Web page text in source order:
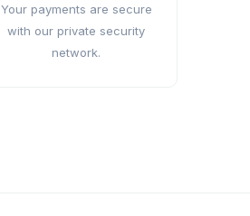
Your payments are secure
with our private security
network.